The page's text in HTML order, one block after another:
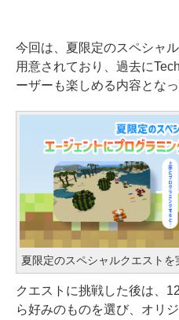
今回は、夏限定のスペシャ
用意されており、過去に
ーザーも楽しめる内容となっ
夏限定のスペシャルクエストを
クエストに挑戦した後は、
ら好みのものを選び、オリ